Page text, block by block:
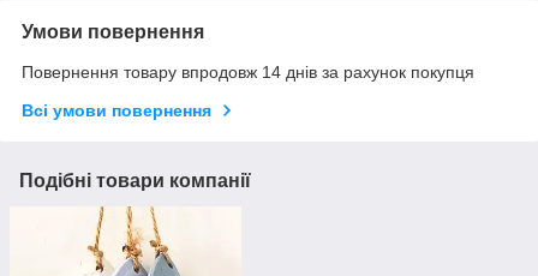
Умови повернення
Повернення товару впродовж 14 днів за рахунок покупця
Всі умови повернення
Подібні товари компанії